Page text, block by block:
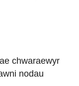
chwaraewyr
nodau